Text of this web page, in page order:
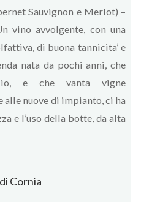
Sauvignon e Merlot) –
vino avvolgente, con una
di buona tannicita’ e
nata da pochi anni, che
e che vanta vigne
nuove di impianto, ci ha
e l’uso della botte, da alta
Cornia